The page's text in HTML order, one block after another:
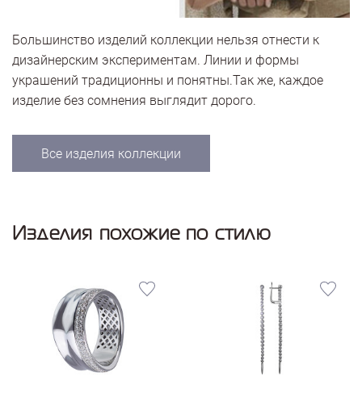
Большинство изделий коллекции нельзя отнести к
дизайнерским экспериментам. Линии и формы
украшений традиционны и понятны.Так же, каждое
изделие без сомнения выглядит дорого.
Все изделия коллекции
Изделия похожие по стилю